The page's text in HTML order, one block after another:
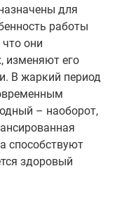
для
работы
они
изменяют его
В жаркий период
– наоборот,
способствуют
здоровый